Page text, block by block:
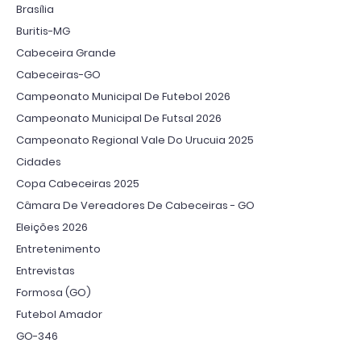
Brasília
Buritis-MG
Cabeceira Grande
Cabeceiras-GO
Campeonato Municipal De Futebol 2026
Campeonato Municipal De Futsal 2026
Campeonato Regional Vale Do Urucuia 2025
Cidades
Copa Cabeceiras 2025
Câmara De Vereadores De Cabeceiras - GO
Eleições 2026
Entretenimento
Entrevistas
Formosa (GO)
Futebol Amador
GO-346